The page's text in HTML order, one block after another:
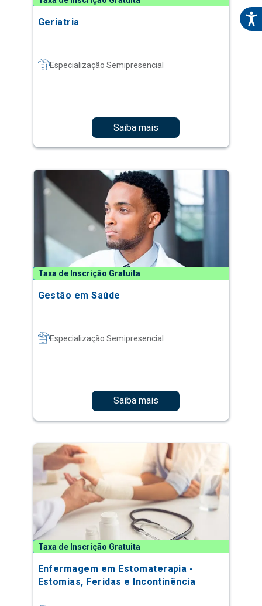
Geriatria
Especialização Semipresencial
Saiba mais
Taxa de Inscrição Gratuita
Gestão em Saúde
Especialização Semipresencial
Saiba mais
Taxa de Inscrição Gratuita
Enfermagem em Estomaterapia -
Estomias, Feridas e Incontinência